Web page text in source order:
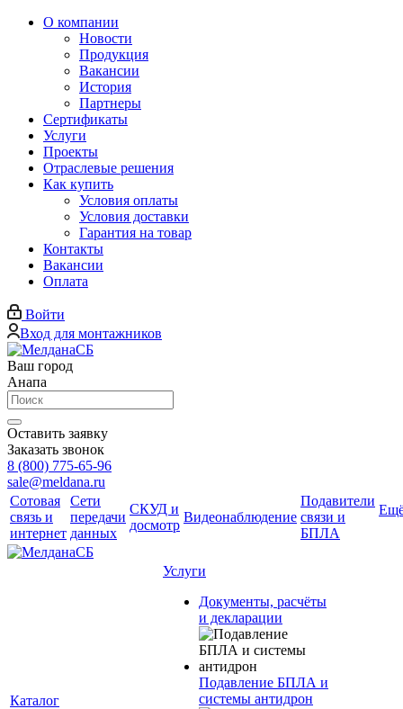
О компании
Новости
Продукция
Вакансии
История
Партнеры
Сертификаты
Услуги
Проекты
Отраслевые решения
Как купить
Условия оплаты
Условия доставки
Гарантия на товар
Контакты
Вакансии
Оплата
Войти
Вход для монтажников
Ваш город
Анапа
Оставить заявку
Заказать звонок
8 (800) 775-65-96
sale@meldana.ru
Сотовая
связь и
интернет
Сети
передачи
данных
СКУД и
досмотр
Видеонаблюдение
Подавители
связи и
БПЛА
Каталог
Услуги
Документы, расчёты
и декларации
Подавление БПЛА и
системы антидрон